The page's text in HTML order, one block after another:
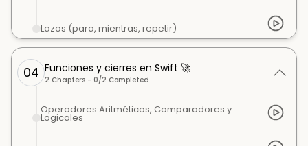
Lazos (para, mientras, repetir)
04 Funciones y cierres en Swift 🚀
2 Chapters - 0/2 Completed
Operadores Aritméticos, Comparadores y
Logicales